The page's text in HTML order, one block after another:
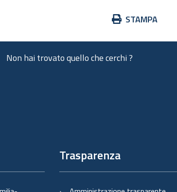
Azioni
documento
STAMPA
Non hai trovato quello che cerchi ?
Trasparenza